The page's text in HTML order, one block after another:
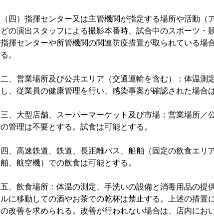
（四）指揮センター又は主管機関が指定する場所や活動
どの演出スタッフによる撮影本番時、試合中のスポーツ・
指揮センターや所管機関の関連防疫措置が取られている場
る。
二、営業場所及び公共エリア（交通運輸を含む）：体温測
し、従業員の健康管理を行い、感染事案が確認された場合
三、大型店舗、スーパーマーケット及び市場：営業場所／
の管理は不要とする。試食は可能とする。
四、高速鉄道、鉄道、長距離バス、船舶（固定の飲食エリ
舶、航空機）での飲食は可能とする。
五、飲食場所：体温の測定、手洗いの設備と消毒用品の提
ルに移動しての酒やお茶での乾杯は禁止する。上述の措置
の改善を求められる。改善が行われない場合は、店内にお